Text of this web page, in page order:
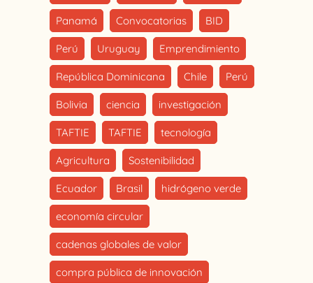
Panamá Convocatorias BID
Perú Uruguay Emprendimiento
República Dominicana Chile Perú
Bolivia ciencia investigación
TAFTIE TAFTIE tecnología
Agricultura Sostenibilidad
Ecuador Brasil hidrógeno verde
economía circular
cadenas globales de valor
compra pública de innovación